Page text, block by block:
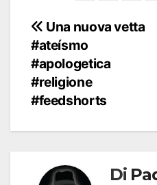
Navigazione
articoli
Una nuova vetta
#ateísmo
#apologetica
#religione
#feedshorts
Di